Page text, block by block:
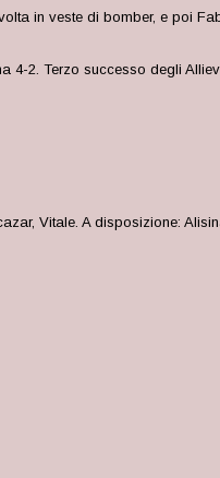
in veste di bomber, e poi
4-2. Terzo successo degli
Vitale. A disposizione: